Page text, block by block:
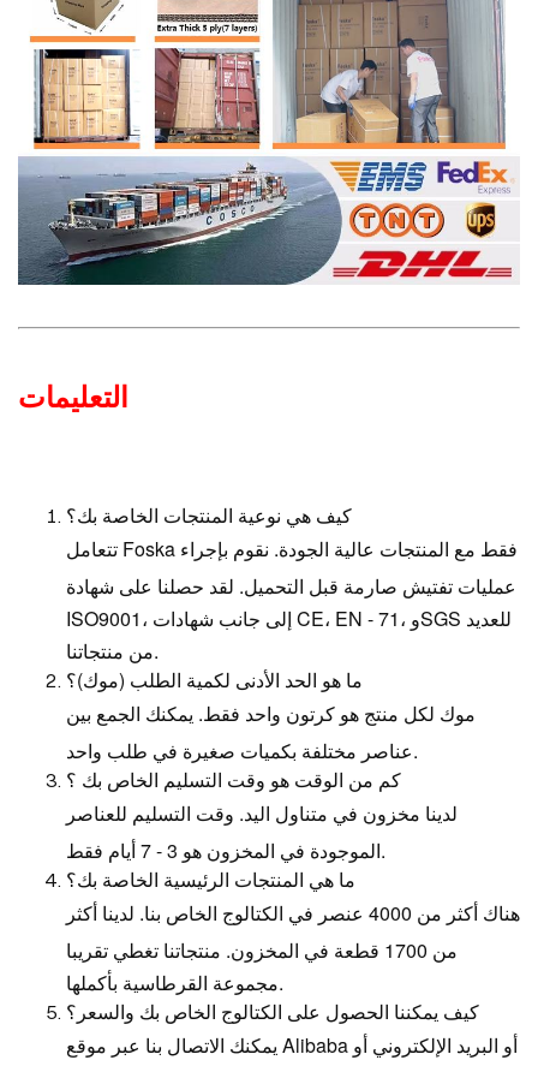
التعليمات
كيف هي نوعية المنتجات الخاصة بك؟
تتعامل Foska فقط مع المنتجات عالية الجودة. نقوم بإجراء
عمليات تفتيش صارمة قبل التحميل. لقد حصلنا على شهادة
ISO9001، إلى جانب شهادات CE، EN - 71، وSGS للعديد
ما هو الحد الأدنى لكمية الطلب (موك)؟
موك لكل منتج هو كرتون واحد فقط. يمكنك الجمع بين
كم من الوقت هو وقت التسليم الخاص بك ؟
لدينا مخزون في متناول اليد. وقت التسليم للعناصر
ما هي المنتجات الرئيسية الخاصة بك؟
هناك أكثر من 4000 عنصر في الكتالوج الخاص بنا. لدينا أكثر
من 1700 قطعة في المخزون. منتجاتنا تغطي تقريبا
كيف يمكننا الحصول على الكتالوج الخاص بك والسعر؟
يمكنك الاتصال بنا عبر موقع Alibaba أو البريد الإلكتروني أو